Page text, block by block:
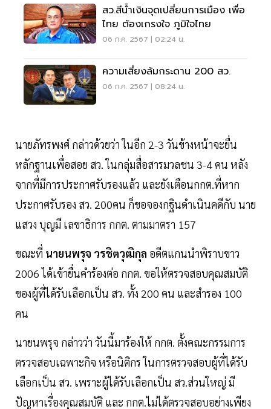
สว.สีน้ำเงินจุดเปลี่ยนการเมือง เพื่อ
ไทย ต้องเกรงใจ ภูมิใจไทย
06 ก.ค. 2567 | 02:24 น.
ความเสี่ยงล้มกระดาน 200 สว.
06 ก.ค. 2567 | 08:24 น.
นายภัทรพงศ์ กล่าวด้วยว่า ในอีก 2-3 วันข้างหน้าจะยื่น
หลักฐานเพื่อสอย สว. ในกลุ่มสื่อสารมวลชน 3-4 คน หลัง
จากที่มีการประกาศรับรองแล้ว และยังเตือนกกต.ที่หาก
ประกาศรับรอง สว. 200คน ก็ขอจองกฐินดำเนินคดีกับ นาย
แสวง บุญมี เลขาธิการ กกต. ตามมาตรา 157
ขณะที่ นายนพรุจ วรชิตวุฒิกุล อดีตแกนนำพิราบขาว
2006 ได้เข้ายื่นคำร้องต่อ กกต. ขอให้ตรวจสอบคุณสมบัติ
ของผู้ที่ได้รับเลือกเป็น สว. ทั้ง 200 คน และสำรอง 100
คน
นายนพรุจ กล่าวว่า วันนี้มาร้องให้ กกต. ตั้งคณะกรรมการ
ตรวจสอบเฉพาะกิจ หรือนิติกร ในการตรวจสอบผู้ที่ได้รับ
เลือกเป็น สว. เพราะผู้ได้รับเลือกเป็น สว.ส่วนใหญ่ มี
ปัญหาเรื่องคุณสมบัติ และ กกต.ไม่ได้ตรวจสอบอย่างเพียง